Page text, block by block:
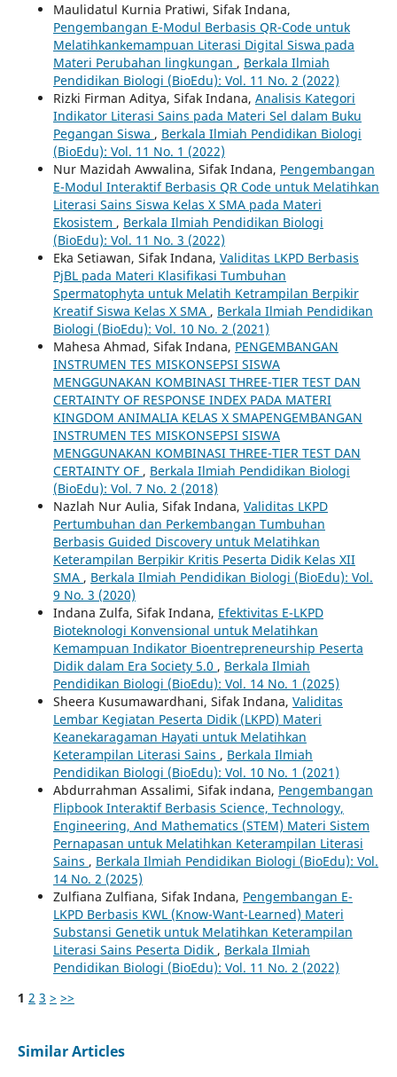
Maulidatul Kurnia Pratiwi, Sifak Indana,
Pengembangan E-Modul Berbasis QR-Code untuk
Melatihkankemampuan Literasi Digital Siswa pada
Materi Perubahan lingkungan , Berkala Ilmiah
Pendidikan Biologi (BioEdu): Vol. 11 No. 2 (2022)
Rizki Firman Aditya, Sifak Indana, Analisis Kategori
Indikator Literasi Sains pada Materi Sel dalam Buku
Pegangan Siswa , Berkala Ilmiah Pendidikan Biologi
(BioEdu): Vol. 11 No. 1 (2022)
Nur Mazidah Awwalina, Sifak Indana, Pengembangan
E-Modul Interaktif Berbasis QR Code untuk Melatihkan
Literasi Sains Siswa Kelas X SMA pada Materi
Ekosistem , Berkala Ilmiah Pendidikan Biologi
(BioEdu): Vol. 11 No. 3 (2022)
Eka Setiawan, Sifak Indana, Validitas LKPD Berbasis
PjBL pada Materi Klasifikasi Tumbuhan
Spermatophyta untuk Melatih Ketrampilan Berpikir
Kreatif Siswa Kelas X SMA , Berkala Ilmiah Pendidikan
Biologi (BioEdu): Vol. 10 No. 2 (2021)
Mahesa Ahmad, Sifak Indana, PENGEMBANGAN
INSTRUMEN TES MISKONSEPSI SISWA
MENGGUNAKAN KOMBINASI THREE-TIER TEST DAN
CERTAINTY OF RESPONSE INDEX PADA MATERI
KINGDOM ANIMALIA KELAS X SMAPENGEMBANGAN
INSTRUMEN TES MISKONSEPSI SISWA
MENGGUNAKAN KOMBINASI THREE-TIER TEST DAN
CERTAINTY OF , Berkala Ilmiah Pendidikan Biologi
(BioEdu): Vol. 7 No. 2 (2018)
Nazlah Nur Aulia, Sifak Indana, Validitas LKPD
Pertumbuhan dan Perkembangan Tumbuhan
Berbasis Guided Discovery untuk Melatihkan
Keterampilan Berpikir Kritis Peserta Didik Kelas XII
SMA , Berkala Ilmiah Pendidikan Biologi (BioEdu): Vol.
9 No. 3 (2020)
Indana Zulfa, Sifak Indana, Efektivitas E-LKPD
Bioteknologi Konvensional untuk Melatihkan
Kemampuan Indikator Bioentrepreneurship Peserta
Didik dalam Era Society 5.0 , Berkala Ilmiah
Pendidikan Biologi (BioEdu): Vol. 14 No. 1 (2025)
Sheera Kusumawardhani, Sifak Indana, Validitas
Lembar Kegiatan Peserta Didik (LKPD) Materi
Keanekaragaman Hayati untuk Melatihkan
Keterampilan Literasi Sains , Berkala Ilmiah
Pendidikan Biologi (BioEdu): Vol. 10 No. 1 (2021)
Abdurrahman Assalimi, Sifak indana, Pengembangan
Flipbook Interaktif Berbasis Science, Technology,
Engineering, And Mathematics (STEM) Materi Sistem
Pernapasan untuk Melatihkan Keterampilan Literasi
Sains , Berkala Ilmiah Pendidikan Biologi (BioEdu): Vol.
14 No. 2 (2025)
Zulfiana Zulfiana, Sifak Indana, Pengembangan E-
LKPD Berbasis KWL (Know-Want-Learned) Materi
Substansi Genetik untuk Melatihkan Keterampilan
Literasi Sains Peserta Didik , Berkala Ilmiah
Pendidikan Biologi (BioEdu): Vol. 11 No. 2 (2022)
1 2 3 > >>
Similar Articles